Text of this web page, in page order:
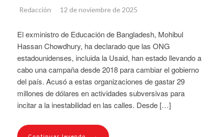
Redacción 12 de noviembre de 2025
El exministro de Educación de Bangladesh, Mohibul
Hassan Chowdhury, ha declarado que las ONG
estadounidenses, incluida la Usaid, han estado llevando a
cabo una campaña desde 2018 para cambiar el gobierno
del país. Acusó a estas organizaciones de gastar 29
millones de dólares en actividades subversivas para
incitar a la inestabilidad en las calles. Desde […]